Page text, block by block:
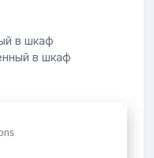
в шкаф